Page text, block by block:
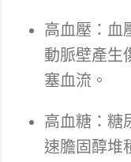
高血壓：血
動脈壁產生
塞血流。
高血糖：糖
速膽固醇堆